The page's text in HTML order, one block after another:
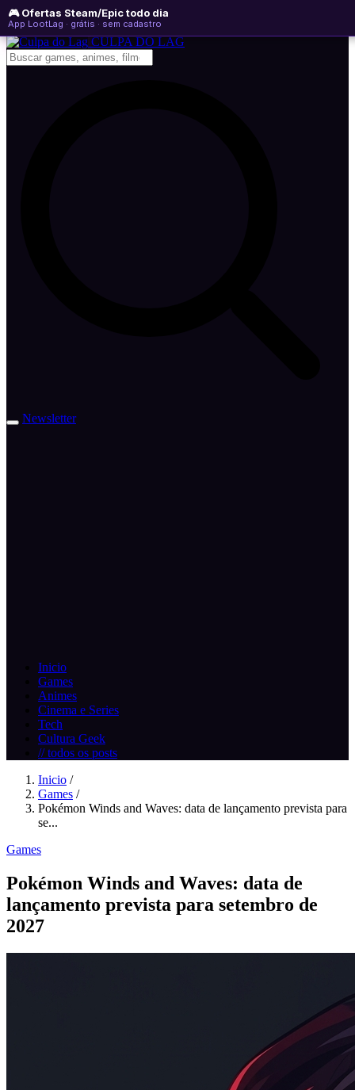
🎮 Ofertas Steam/Epic todo dia
App LootLag · grátis · sem cadastro
domingo, 09 de agosto de 2026 WhatsApp
Newsletter
CULPA DO LAG
Newsletter
Inicio
Games
Animes
Cinema e Series
Tech
Cultura Geek
// todos os posts
Inicio /
Games /
Pokémon Winds and Waves: data de lançamento prevista para
se...
Games
Pokémon Winds and Waves: data de
lançamento prevista para setembro de
2027